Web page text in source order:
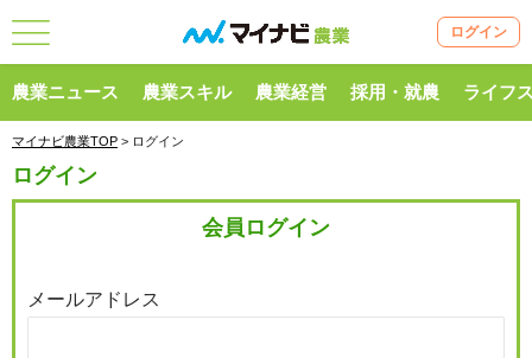
ログイン
農業ニュース 農業スキル 農業経営 採用・就農 ライフ
マイナビ農業TOP > ログイン
ログイン
会員ログイン
メールアドレス